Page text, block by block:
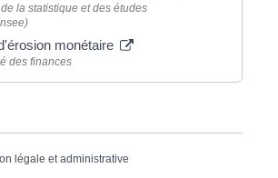
la statistique et des études
monétaire
des finances
légale et administrative